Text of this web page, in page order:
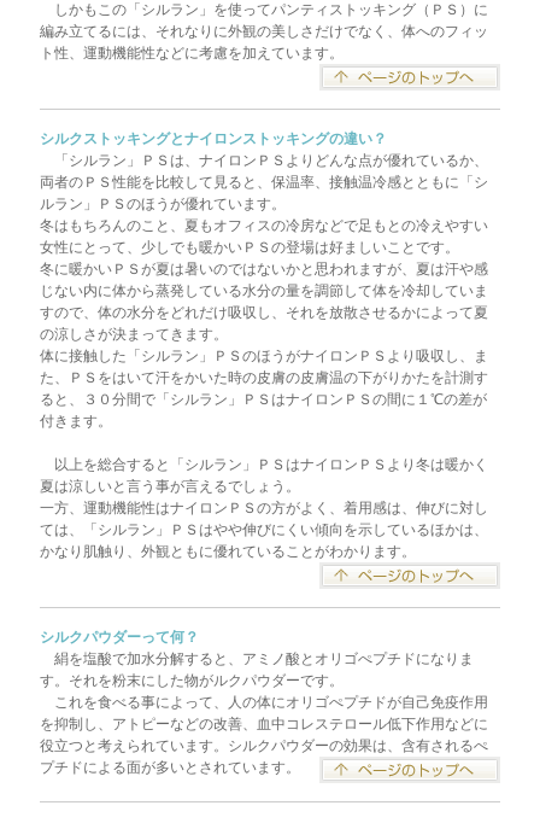
しかもこの「シルラン」を使ってパンティストッキング（ＰＳ）に
編み立てるには、それなりに外観の美しさだけでなく、体へのフィッ
ト性、運動機能性などに考慮を加えています。
シルクストッキングとナイロンストッキングの違い？
「シルラン」ＰＳは、ナイロンＰＳよりどんな点が優れているか、
両者のＰＳ性能を比較して見ると、保温率、接触温冷感とともに「シ
ルラン」ＰＳのほうが優れています。
冬はもちろんのこと、夏もオフィスの冷房などで足もとの冷えやすい
女性にとって、少しでも暖かいＰＳの登場は好ましいことです。
冬に暖かいＰＳが夏は暑いのではないかと思われますが、夏は汗や感
じない内に体から蒸発している水分の量を調節して体を冷却していま
すので、体の水分をどれだけ吸収し、それを放散させるかによって夏
の涼しさが決まってきます。
体に接触した「シルラン」ＰＳのほうがナイロンＰＳより吸収し、ま
た、ＰＳをはいて汗をかいた時の皮膚の皮膚温の下がりかたを計測す
ると、３０分間で「シルラン」ＰＳはナイロンＰＳの間に１℃の差が
付きます。
以上を総合すると「シルラン」ＰＳはナイロンＰＳより冬は暖かく
夏は涼しいと言う事が言えるでしょう。
一方、運動機能性はナイロンＰＳの方がよく、着用感は、伸びに対し
ては、「シルラン」ＰＳはやや伸びにくい傾向を示しているほかは、
かなり肌触り、外観ともに優れていることがわかります。
シルクパウダーって何？
絹を塩酸で加水分解すると、アミノ酸とオリゴぺプチドになりま
す。それを粉末にした物がルクパウダーです。
これを食べる事によって、人の体にオリゴぺプチドが自己免疫作用
を抑制し、アトピーなどの改善、血中コレステロール低下作用などに
役立つと考えられています。シルクパウダーの効果は、含有されるぺ
プチドによる面が多いとされています。